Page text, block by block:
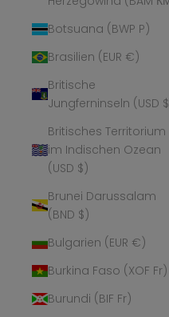
Botsuana (BWP P)
Brasilien (EUR €)
Britische
Jungferninseln (USD
Britisches Territorium
im Indischen Ozean
(USD $)
Brunei Darussalam
(BND $)
Bulgarien (EUR €)
Burkina Faso (XOF Fr)
Burundi (BIF Fr)